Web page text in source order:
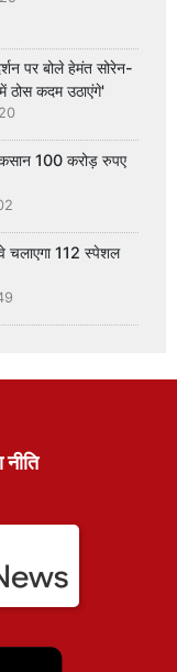
पर बोले हेमंत सोरेन-
ठोस कदम उठाएंगे'
100 करोड़ रुपए
चलाएगा 112 स्पेशल